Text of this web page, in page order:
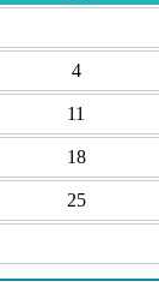
4
11
18
25